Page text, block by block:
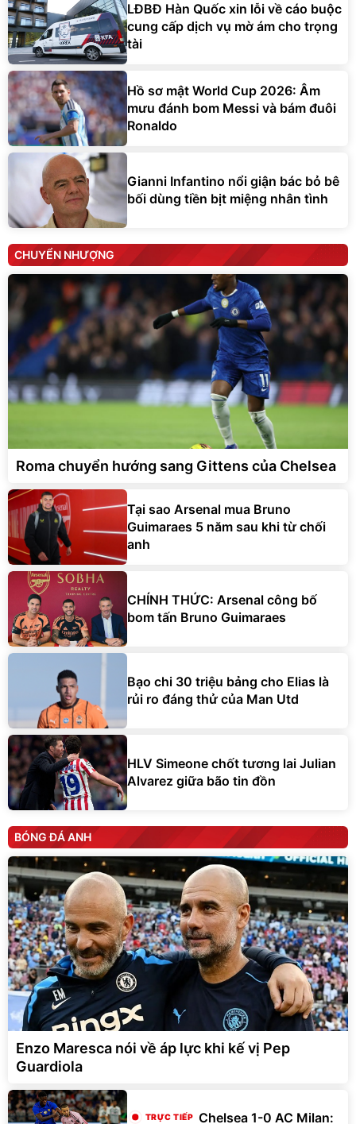
LĐBĐ Hàn Quốc xin lỗi về cáo buộc
cung cấp dịch vụ mờ ám cho trọng
tài
Hồ sơ mật World Cup 2026: Âm
mưu đánh bom Messi và bám đuôi
Ronaldo
Gianni Infantino nổi giận bác bỏ bê
bối dùng tiền bịt miệng nhân tình
CHUYỂN NHƯỢNG
Roma chuyển hướng sang Gittens của Chelsea
Tại sao Arsenal mua Bruno
Guimaraes 5 năm sau khi từ chối
anh
CHÍNH THỨC: Arsenal công bố
bom tấn Bruno Guimaraes
Bạo chi 30 triệu bảng cho Elias là
rủi ro đáng thử của Man Utd
HLV Simeone chốt tương lai Julian
Alvarez giữa bão tin đồn
BÓNG ĐÁ ANH
Enzo Maresca nói về áp lực khi kế vị Pep
Guardiola
Chelsea 1-0 AC Milan: